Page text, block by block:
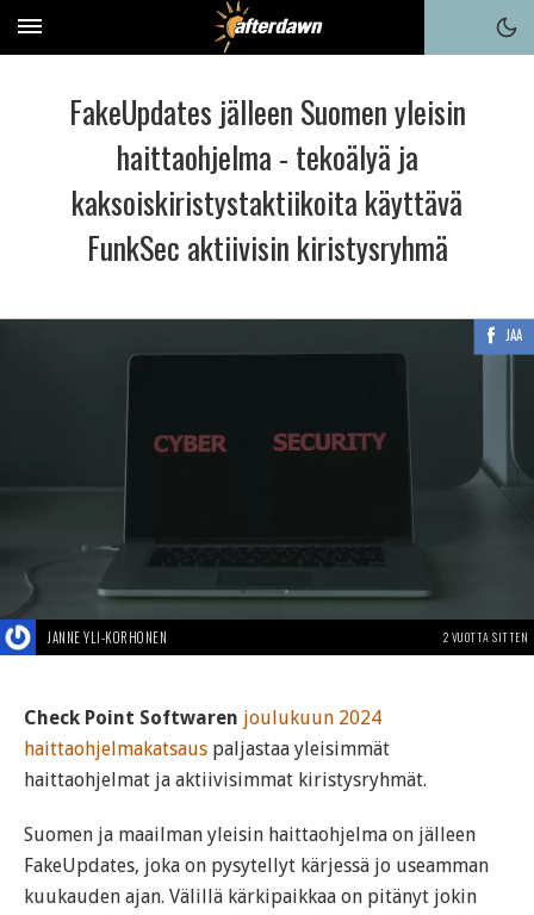
FakeUpdates jälleen Suomen yleisin
haittaohjelma - tekoälyä ja
kaksoiskiristystaktiikoita käyttävä
FunkSec aktiivisin kiristysryhmä
JAA
JANNE YLI-KORHONEN 2 VUOTTA SITTEN
Check Point Softwaren joulukuun 2024
haittaohjelmakatsaus paljastaa yleisimmät
haittaohjelmat ja aktiivisimmat kiristysryhmät.
Suomen ja maailman yleisin haittaohjelma on jälleen
FakeUpdates, joka on pysytellyt kärjessä jo useamman
kuukauden ajan. Välillä kärkipaikkaa on pitänyt jokin